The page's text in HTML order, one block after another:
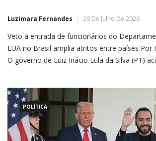
Luzimara Fernandes 29 De Julho De 2026
Veto à entrada de funcionários do
EUA no Brasil amplia atritos entre países Por
O governo de Luiz Inácio Lula da Silva (PT)
pretendiam se […]
POLÍTICA